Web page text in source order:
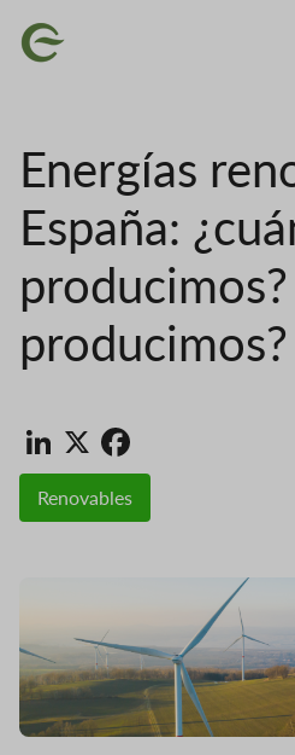
Imatge
Energías
España:
producimos?
LinkedIn
X
Renovables